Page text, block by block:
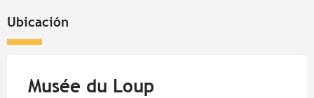
Ubicación
Musée du Loup